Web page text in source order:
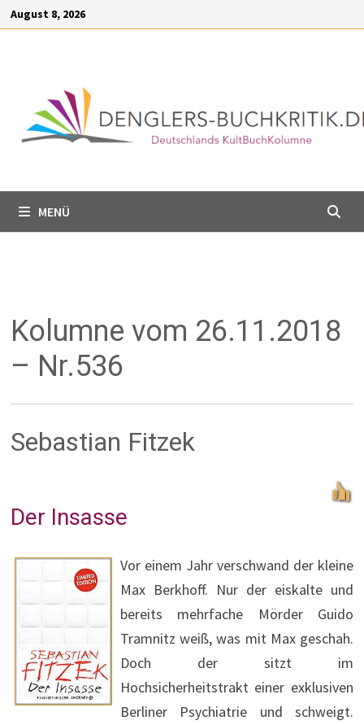
springen
August 8, 2026
MENÜ
Kolumne vom 26.11.2018
– Nr.536
Sebastian Fitzek
Der Insasse
Vor einem Jahr verschwand der kleine
Max Berkhoff. Nur der eiskalte und
bereits mehrfache Mörder Guido
Tramnitz weiß, was mit Max geschah.
Doch der sitzt im
Hochsicherheitstrakt einer exklusiven
Berliner Psychiatrie und schweigt.